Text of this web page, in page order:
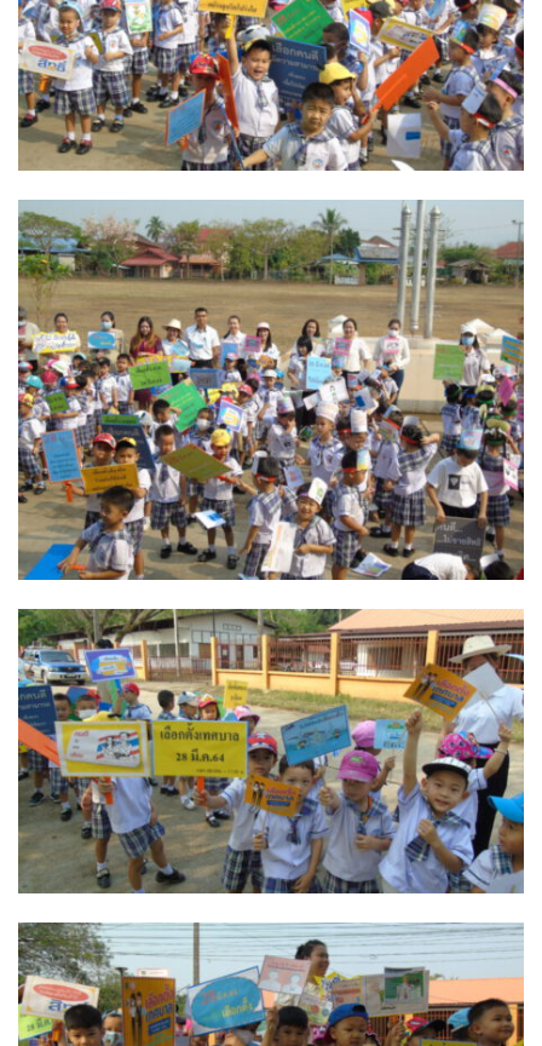
เพลินใจ โฮมสเตย์
เฮือนกว่าง
เฮือนสล่า โฮมสเตย์
โบทานิกการ์เดนน่าน เกสเฮาส์
โรงแรมลีลาวดี
โรงแรมแสงอรุณ
โรงแรมโกลเด้น
โฮมปอย
ไร่ต้นรักออร์แกนิคฟาร์ม
ไร่ศรีทองโฮมสเตย์
ไร่หลวงเทพโฮมสเตย์
ธุรกิจนำเที่ยว/ตัวแทนท่องเที่ยว
ธุรกิจรถเช่า/รถโดยสารสาธารณะ
กรีนบัสทัวร์
นครน่านทัวร์
ม่วนใจ๋ตี้ขนส่ง
รถโดยสารประจำทาง น่าน – ปัว
รถโดยสารประจำทาง ปัว – บ่อเกลือ